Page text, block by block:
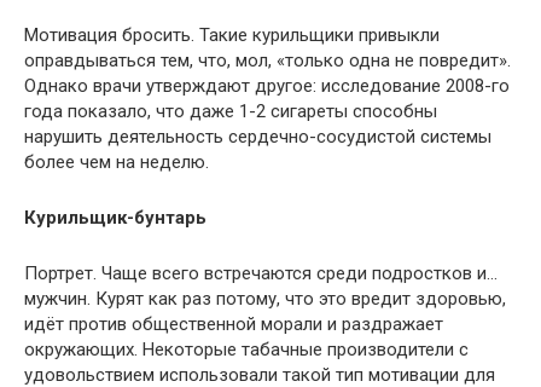
Мотивация бросить. Такие курильщики привыкли
оправдываться тем, что, мол, «только одна не повредит».
Однако врачи утверждают другое: исследование 2008-го
года показало, что даже 1-2 сигареты способны
нарушить деятельность сердечно-сосудистой системы
более чем на неделю.
Курильщик-бунтарь
Портрет. Чаще всего встречаются среди подростков и…
мужчин. Курят как раз потому, что это вредит здоровью,
идёт против общественной морали и раздражает
окружающих. Некоторые табачные производители с
удовольствием использовали такой тип мотивации для